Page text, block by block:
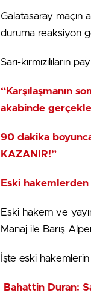
Galatasaray maçın
duruma reaksiyon
Sarı-kırmızılıların
“Karşılaşmanın
akabinde
90 dakika
KAZANIR!”
Eski hakemlerden
Eski hakem ve
Manaj ile Barış
İşte eski
Bahattin Duran: